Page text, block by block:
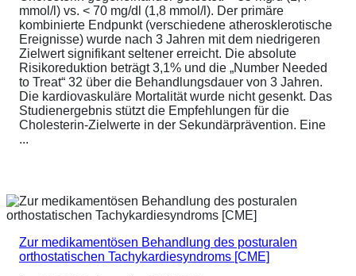
mmol/l) vs. < 70 mg/dl (1,8 mmol/l). Der primäre
kombinierte Endpunkt (verschiedene atherosklerotische
Ereignisse) wurde nach 3 Jahren mit dem niedrigeren
Zielwert signifikant seltener erreicht. Die absolute
Risikoreduktion beträgt 3,1% und die „Number Needed
to Treat“ 32 über die Behandlungsdauer von 3 Jahren.
Die kardiovaskuläre Mortalität wurde nicht gesenkt. Das
Studienergebnis stützt die Empfehlungen für die
Cholesterin-Zielwerte in der Sekundärprävention. Eine
...
Zur medikamentösen Behandlung des posturalen
orthostatischen Tachykardiesyndroms [CME]